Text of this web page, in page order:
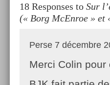
18 Responses to Sur
(« Borg McEnroe » et
Perse 7 décembre
Merci Colin pour